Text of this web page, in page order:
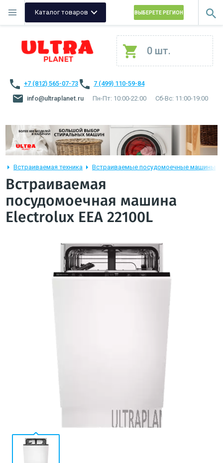
Каталог товаров ВЫБЕРЕТЕ РЕГИОН
0 шт.
+7 (812) 565-07-73
7 (499) 110-59-84
info@ultraplanet.ru
Пн-Пт: 10:00-22:00 Сб-Вс: 11:00-19:00
Встраиваемая техника Встраиваемые посудомоечные машины
Встраиваемая
посудомоечная машина
Electrolux EEA 22100L